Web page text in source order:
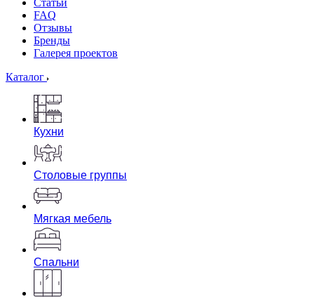
Статьи
FAQ
Отзывы
Бренды
Галерея проектов
Каталог
Кухни
Столовые группы
Мягкая мебель
Спальни